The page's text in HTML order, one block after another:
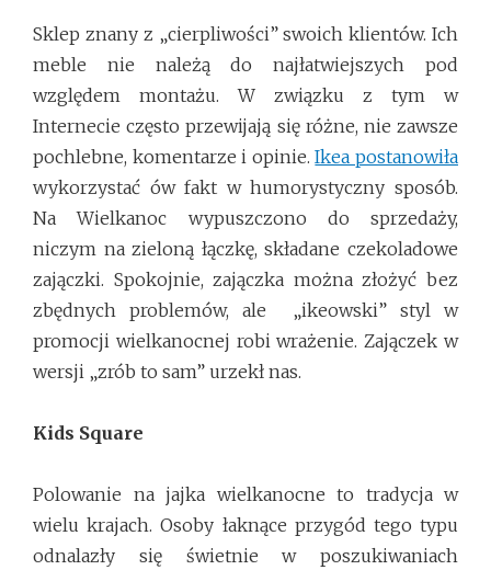
Sklep znany z „cierpliwości” swoich klientów. Ich
meble nie należą do najłatwiejszych pod
względem montażu. W związku z tym w
Internecie często przewijają się różne, nie zawsze
pochlebne, komentarze i opinie.Ikea postanowiła
wykorzystać ów fakt w humorystyczny sposób.
Na Wielkanoc wypuszczono do sprzedaży,
niczym na zieloną łączkę, składane czekoladowe
zajączki. Spokojnie, zajączka można złożyć bez
zbędnych problemów, ale „ikeowski” styl w
promocji wielkanocnej robi wrażenie. Zajączek w
wersji „zrób to sam” urzekł nas.
Kids Square
Polowanie na jajka wielkanocne to tradycja w
wielu krajach. Osoby łaknące przygód tego typu
odnalazły się świetnie w poszukiwaniach